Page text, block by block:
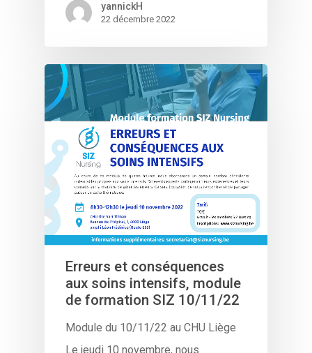
yannickH
22 décembre 2022
Erreurs et conséquences
aux soins intensifs, module
de formation SIZ 10/11/22
Module du 10/11/22 au CHU Liège
Le jeudi 10 novembre, nous